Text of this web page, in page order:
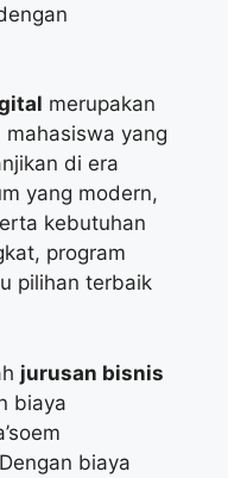
merupakan
yang
di era
yang modern,
kebutuhan
program
pilihan terbaik
jurusan bisnis
biaya
biaya